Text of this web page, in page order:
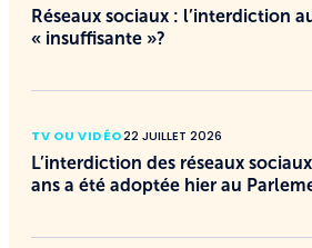
Réseaux sociaux : l’interdiction
« insuffisante »?
TV OU VIDÉO22 JUILLET 2026
L’interdiction des réseaux
ans a été adoptée hier au